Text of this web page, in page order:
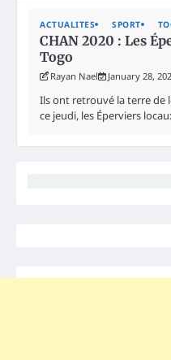
ACTUALITES SPORT
CHAN 2020 : Les
Togo
Rayan Nael January 28,
Ils ont retrouvé la terre de
ce jeudi, les Éperviers